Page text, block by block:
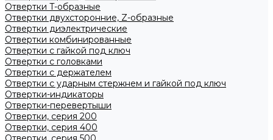
Отвертки T-образные
Отвертки двухсторонние, Z-образные
Отвертки диэлектрические
Отвертки комбинированные
Отвертки с гайкой под ключ
Отвертки с головками
Отвертки с держателем
Отвертки с ударным стержнем и гайкой под ключ
Отвертки-индикаторы
Отвертки-перевертыши
Отвертки, серия 200
Отвертки, серия 400